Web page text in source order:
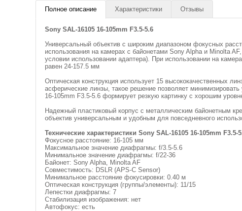
Полное описание Характеристики Отзывы
Sony SAL-16105 16-105mm F3.5-5.6
Универсальный объектив с широким диапазоном фокусных
использования на камерах с байонетами Sony Alpha и Minolta
условии использовании адаптера). При использовании на
равен 24-157.5 мм
Оптическая конструкция использует 15 высококачественных
асферические линзы, такое решение позволяет
16-105mm F3.5-5.6 формирует резкую картинку с хорошим
Надежный пластиковый корпус с металлическим байонетным
объектив универсальным и удобным для повседневного
Технические характеристики Sony SAL-16105 16-105mm F3.5-
Фокусное расстояние: 16-105 мм
Максимальное значение диафрагмы: f/3.5-5.6
Минимальное значение диафрагмы: f/22-36
Байонет: Sony Alpha, Minolta AF
Совместимость: DSLR (APS-C Sensor)
Минимальное расстояние фокусировки: 0.40 м
Оптическая конструкция (группы/элементы): 11/15
Лепестки диафрагмы: 7
Стабилизация изображения: нет
Автофокус: есть